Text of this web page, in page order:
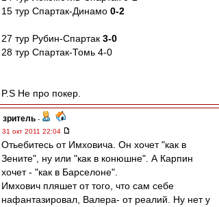
15 тур Спартак-Динамо 0-2
27 тур Рубин-Спартак 3-0
28 тур Спартак-Томь 4-0
P.S Не про покер.
зpитель -
31 окт 2011 22:04
Отьебитесь от Имховича. Он хочет "как в
Зените", ну или "как в конюшне". А Карпин
хочет - "как в Барселоне".
Имхович пляшет от того, что сам себе
нафантазировал, Валера- от реалий. Ну нет у